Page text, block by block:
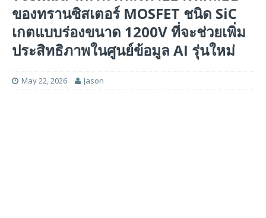
ของทรานซิสเตอร์ MOSFET ชนิด SiC
เกตแบบร่องขนาด 1200V ที่จะช่วยเพิ่ม
ประสิทธิภาพในศูนย์ข้อมูล AI รุ่นใหม่
May 22, 2026 Jason